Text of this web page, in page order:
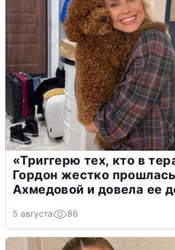
«Триггерю тех, кто в
Гордон жестко
Ахмедовой и довела ее
5 августа 86